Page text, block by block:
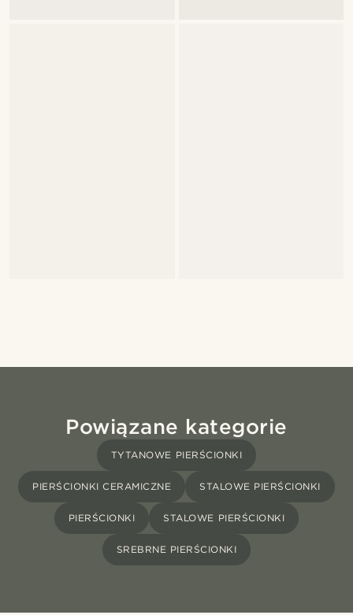
Powiązane kategorie
TYTANOWE PIERŚCIONKI
PIERŚCIONKI CERAMICZNE STALOWE PIERŚCIONKI
PIERŚCIONKI STALOWE PIERŚCIONKI
SREBRNE PIERŚCIONKI